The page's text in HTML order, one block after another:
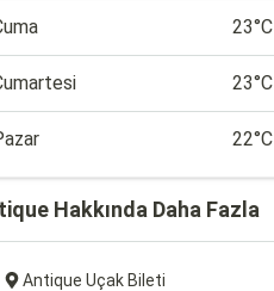
23°C
23°C
22°C
Hakkında Daha Fazla
Antique Uçak Bileti